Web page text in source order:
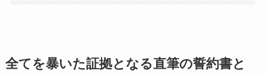
全てを暴いた証拠となる直筆の誓約書と